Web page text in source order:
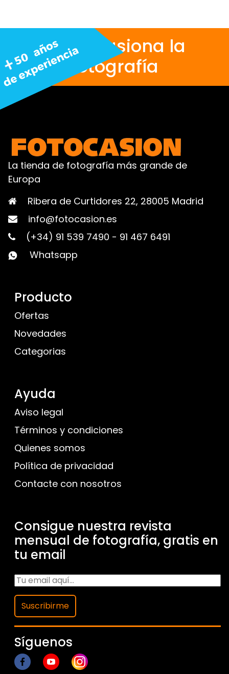
Nos apasiona la
fotografía
La tienda de fotografía más grande de
Europa
Ribera de Curtidores 22, 28005 Madrid
info@fotocasion.es
(+34) 91 539 7490 - 91 467 6491
Whatsapp
Producto
Ofertas
Novedades
Categorias
Ayuda
Aviso legal
Términos y condiciones
Quienes somos
Política de privacidad
Contacte con nosotros
Consigue nuestra revista
mensual de fotografía, gratis en
tu email
Suscribirme
Síguenos